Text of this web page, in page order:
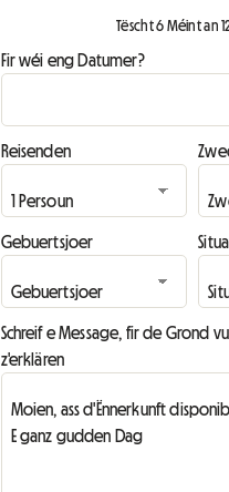
Tëscht 6 Méint an
Fir wéi eng Datumer?
Reisenden
Gebuertsjoer
Schreif e Message, fir de Grond
z'erklären